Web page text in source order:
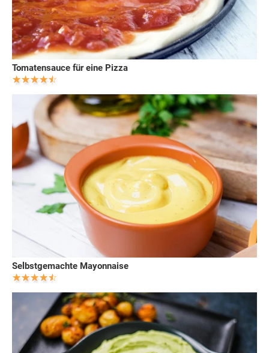
Tomatensauce für eine Pizza
Selbstgemachte Mayonnaise